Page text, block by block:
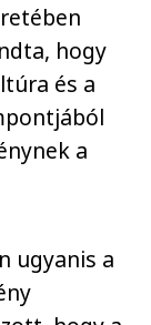
hogy
és a
a
ugyanis a